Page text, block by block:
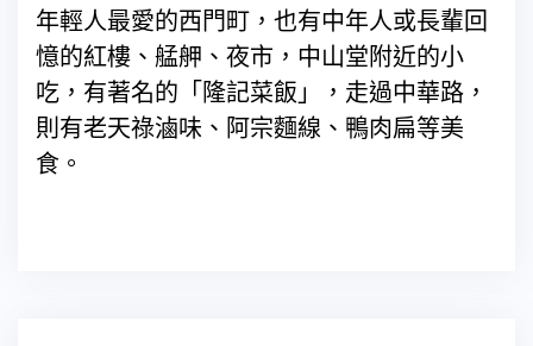
年輕人最愛的西門町，也有中年人或長輩回
憶的紅樓、艋舺、夜市，中山堂附近的小
吃，有著名的「隆記菜飯」，走過中華路，
則有老天祿滷味、阿宗麵線、鴨肉扁等美
食。